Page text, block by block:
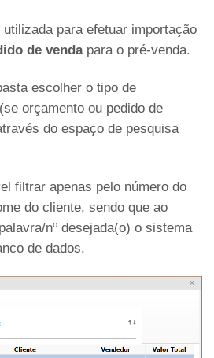
utilizada para efetuar importação
de vendapara o pré-venda.
escolher o tipo de
orçamento ou pedido de
do espaço de pesquisa
filtrar apenas pelo número do
do cliente, sendo que ao
nº desejada(o) o sistema
de dados.